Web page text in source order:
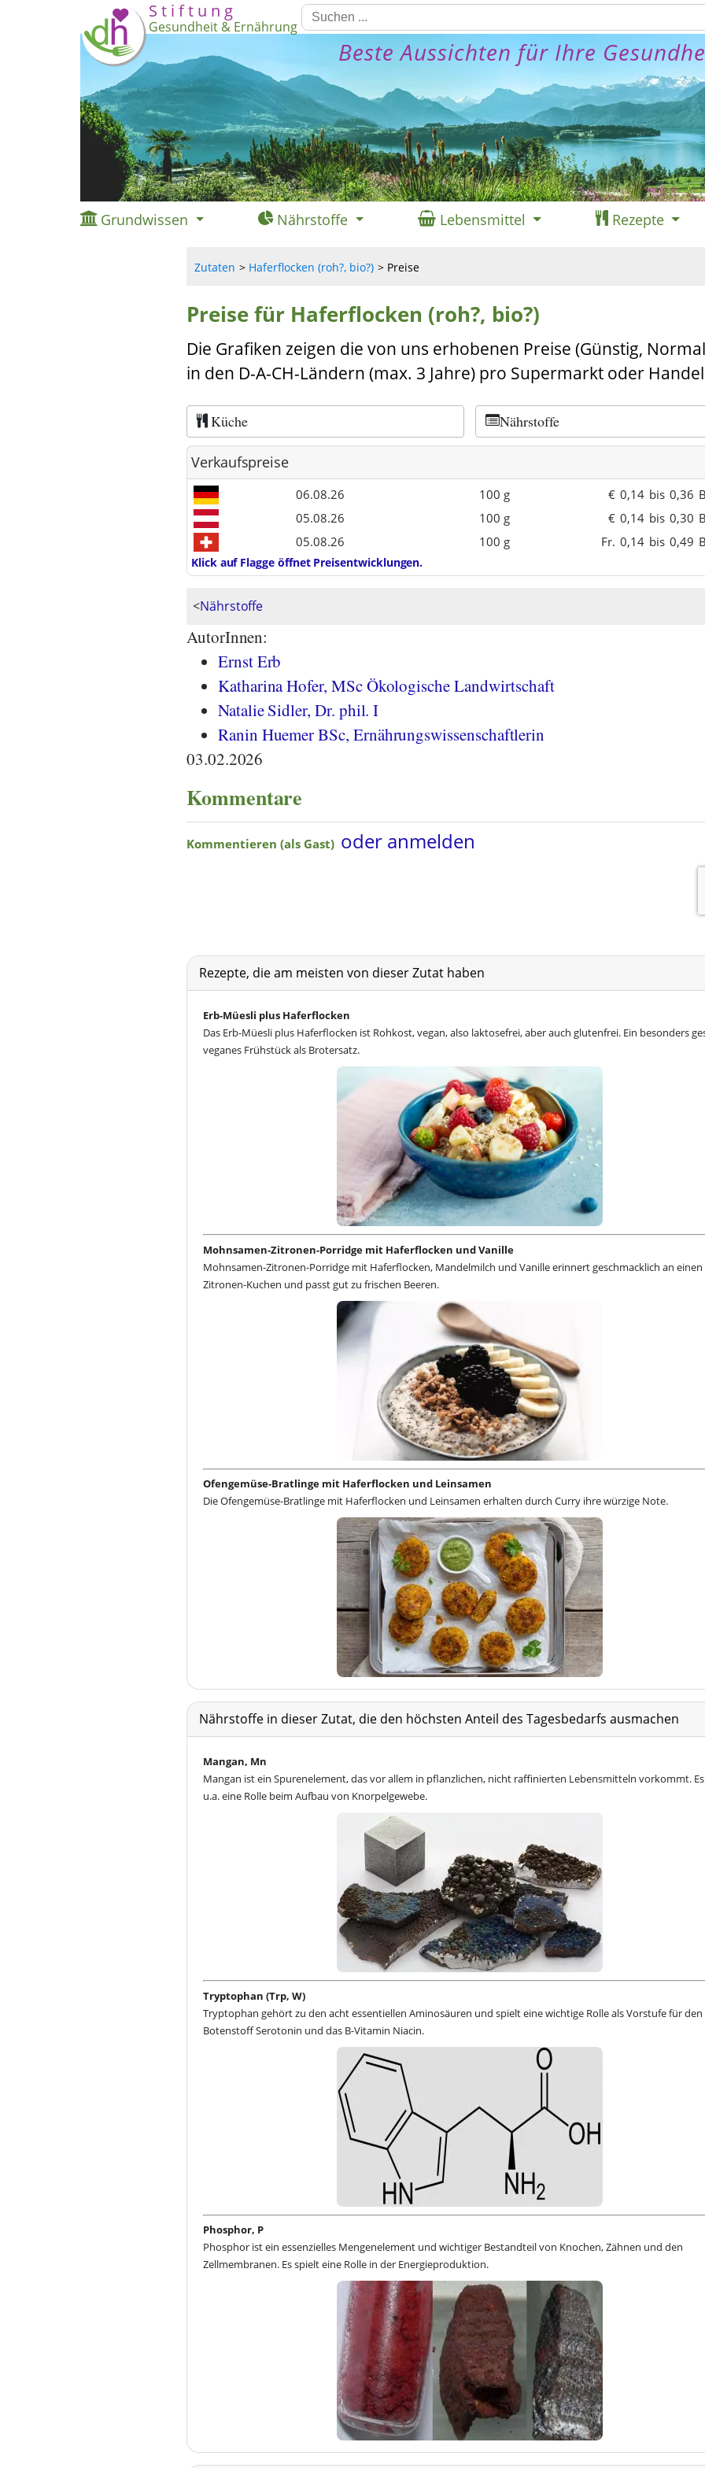
S t i f t u n g
Gesundheit & Ernährung
Beste Aussichten für Ihre
Grundwissen Nährstoffe Lebensmittel Rezepte
Zutaten Haferflocken (roh?, bio?) Preise
Preise für Haferflocken (roh?, bio?)
Die Grafiken zeigen die von uns erhobenen Preise (Günstig,
in den D-A-CH-Ländern (max. 3 Jahre) pro Supermarkt oder
Küche Nährstoffe
Verkaufspreise
06.08.26 100 g € 0,14 bis 0,36
05.08.26
100 g € 0,14 bis 0,30
05.08.26
100 g Fr. 0,14 bis 0,49
Klick auf Flagge öffnet Preisentwicklungen.
<Nährstoffe
AutorInnen:
Ernst Erb
Katharina Hofer, MSc Ökologische Landwirtschaft
Natalie Sidler, Dr. phil. I
Ranin Huemer BSc, Ernährungswissenschaftlerin
03.02.2026
Kommentare
Rezepte, die am meisten von dieser Zutat haben
Erb-Müesli plus Haferflocken
Das Erb-Müesli plus Haferflocken ist Rohkost, vegan, also laktosefrei, aber auch glutenfrei. Ein besonders
veganes Frühstück als Brotersatz.
Mohnsamen-Zitronen-Porridge mit Haferflocken und Vanille
Mohnsamen-Zitronen-Porridge mit Haferflocken, Mandelmilch und Vanille erinnert geschmacklich an
Zitronen-Kuchen und passt gut zu frischen Beeren.
Ofengemüse-Bratlinge mit Haferflocken und Leinsamen
Die Ofengemüse-Bratlinge mit Haferflocken und Leinsamen erhalten durch Curry ihre würzige Note.
Nährstoffe in dieser Zutat, die den höchsten Anteil des Tagesbedarfs ausmachen
Mangan, Mn
Mangan ist ein Spurenelement, das vor allem in pflanzlichen, nicht raffinierten Lebensmitteln vorkommt.
u.a. eine Rolle beim Aufbau von Knorpelgewebe.
Tryptophan (Trp, W)
Tryptophan gehört zu den acht essentiellen Aminosäuren und spielt eine wichtige Rolle als Vorstufe für den
Botenstoff Serotonin und das B-Vitamin Niacin.
Phosphor, P
Phosphor ist ein essenzielles Mengenelement und wichtiger Bestandteil von Knochen, Zähnen und den
Zellmembranen. Es spielt eine Rolle in der Energieproduktion.